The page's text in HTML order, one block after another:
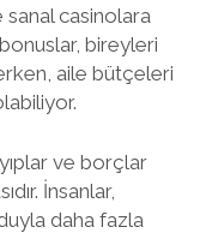
casinolara
bireyleri
aile bütçeleri
ve borçlar
İnsanlar,
daha fazla